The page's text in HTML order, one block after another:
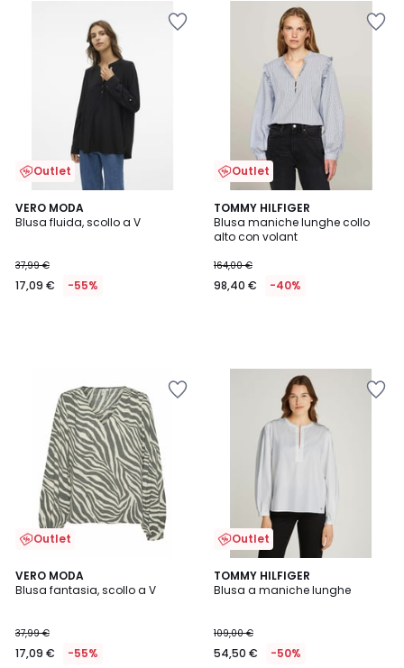
Outlet
VERO MODA
Blusa fluida, scollo a V
37,99 €
17,09 € -55%
Outlet
TOMMY HILFIGER
Blusa maniche lunghe collo
alto con volant
164,00 €
98,40 € -40%
Outlet
VERO MODA
Blusa fantasia, scollo a V
37,99 €
17,09 € -55%
5
/
2
Colori
Outlet
TOMMY HILFIGER
Blusa a maniche lunghe
109,00 €
54,50 € -50%
2
Colori